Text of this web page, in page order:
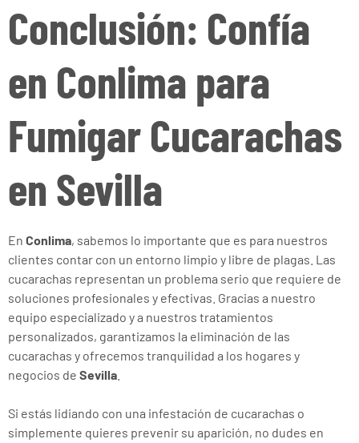
Conclusión: Confía
en Conlima para
Fumigar Cucarachas
en Sevilla
En Conlima, sabemos lo importante que es para nuestros
clientes contar con un entorno limpio y libre de plagas. Las
cucarachas representan un problema serio que requiere de
soluciones profesionales y efectivas. Gracias a nuestro
equipo especializado y a nuestros tratamientos
personalizados, garantizamos la eliminación de las
cucarachas y ofrecemos tranquilidad a los hogares y
negocios de Sevilla
Si estás lidiando con una infestación de cucarachas o
simplemente quieres prevenir su aparición, no dudes en